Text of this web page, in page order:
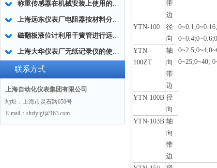
称重传感器在机械安装上使用的注意事项
上海远东仪表厂电阻器按材料分类有哪些
磁翻板液位计利用干簧管进行远传的原理及选择要点
上海大华仪表厂无纸记录仪的使用与特点
联系方式
上海自动化仪表集团有限公司
地址：上海市灵石路650号
E-mail：shziyigf@163.com
带
边
YTN-100
径
向
0~25;0~40;
YTN-
100ZT
轴
向
带
边
YTN-100B 径
向
YTN-103B 轴
向
带
边